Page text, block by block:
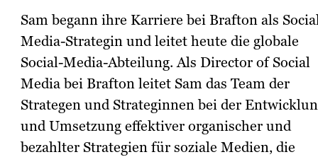
Sam begann ihre Karriere bei Brafton als
Media-Strategin und leitet heute die globale
Social-Media-Abteilung. Als Director of Social
Media bei Brafton leitet Sam das Team der
Strategen und Strateginnen bei der
und Umsetzung effektiver organischer und
bezahlter Strategien für soziale Medien, die